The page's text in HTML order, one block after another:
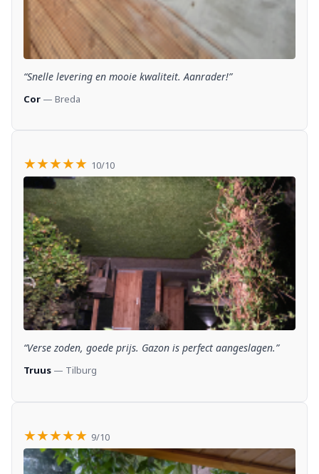
“Snelle levering en mooie kwaliteit. Aanrader!”
Cor — Breda
★★★★★ 10/10
“Verse zoden, goede prijs. Gazon is perfect aangeslagen.”
Truus — Tilburg
★★★★★ 9/10